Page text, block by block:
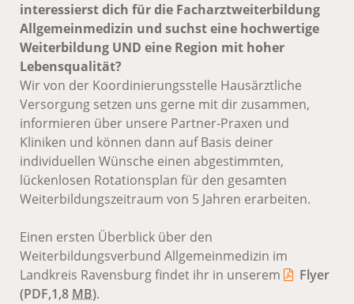
interessierst dich für die Facharztweiterbildung
Allgemeinmedizin und suchst eine hochwertige
Weiterbildung UND eine Region mit hoher
Lebensqualität?
Wir von der Koordinierungsstelle Hausärztliche
Versorgung setzen uns gerne mit dir zusammen,
informieren über unsere Partner-Praxen und
Kliniken und können dann auf Basis deiner
individuellen Wünsche einen abgestimmten,
lückenlosen Rotationsplan für den gesamten
Weiterbildungszeitraum von 5 Jahren erarbeiten.
Einen ersten Überblick über den
Weiterbildungsverbund Allgemeinmedizin im
Landkreis Ravensburg findet ihr in unserem
Flyer
(PDF,1,8 MB).